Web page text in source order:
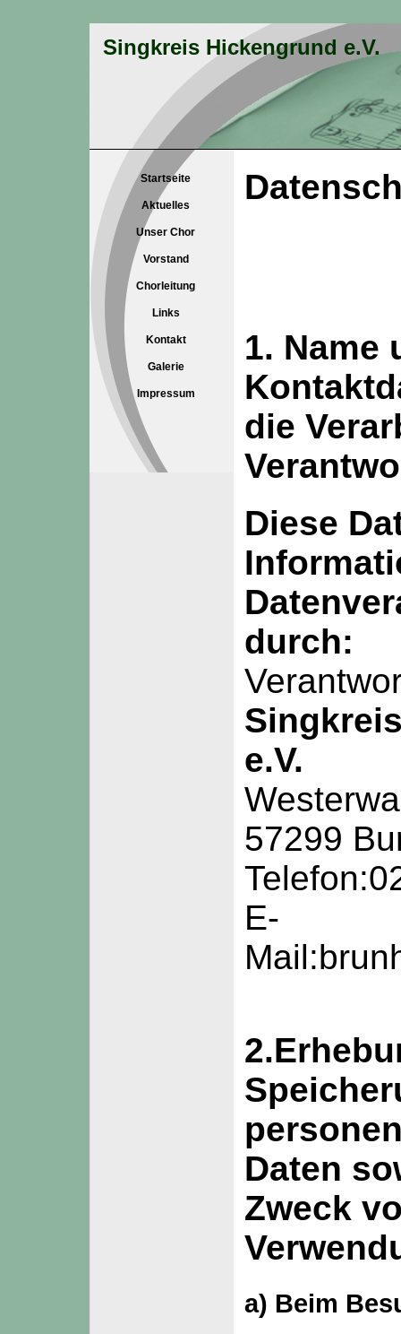
Singkreis Hickengrund e.V.
Startseite
Aktuelles
Unser Chor
Vorstand
Chorleitung
Links
Kontakt
Galerie
Impressum
1. Name
die
Diese
durch:
e.V.
57299
E-
Daten
Zweck
a) Beim